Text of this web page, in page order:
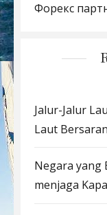
Форекс
Jalur-Jalur
Laut
Negara yang
menjaga